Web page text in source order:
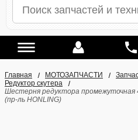
Главная МОТОЗАПЧАСТИ
Редуктор скутера
Шестерня редуктора промежуточная
(пр-ль HONLING)